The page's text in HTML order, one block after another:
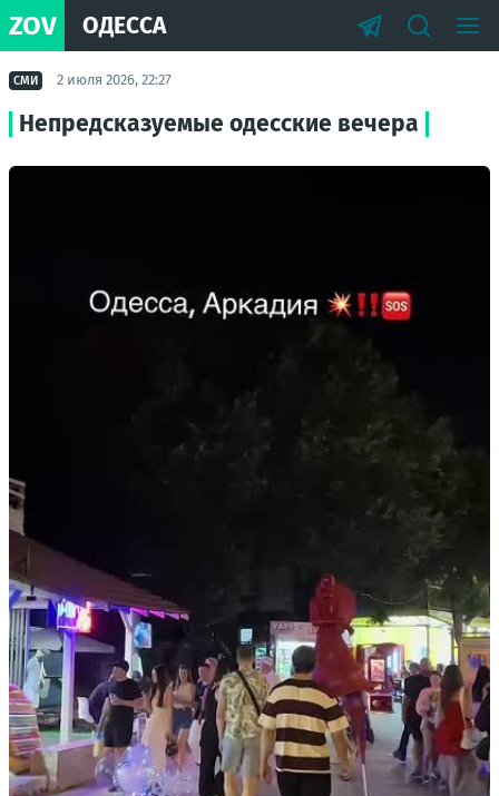
ZOV ОДЕССА
СМИ 2 июля 2026, 22:27
Непредсказуемые одесские вечера